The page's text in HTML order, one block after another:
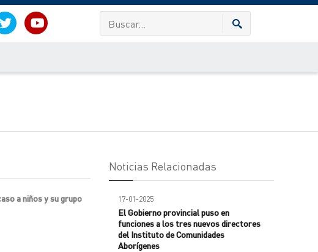
a niños y su grupo
Noticias Relacionadas
17-01-2025
El Gobierno provincial puso en
funciones a los tres nuevos directores
del Instituto de Comunidades
Aborígenes